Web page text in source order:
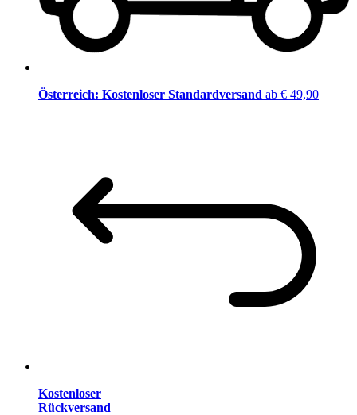
Österreich: Kostenloser Standardversand ab € 49,90
Kostenloser
Rückversand